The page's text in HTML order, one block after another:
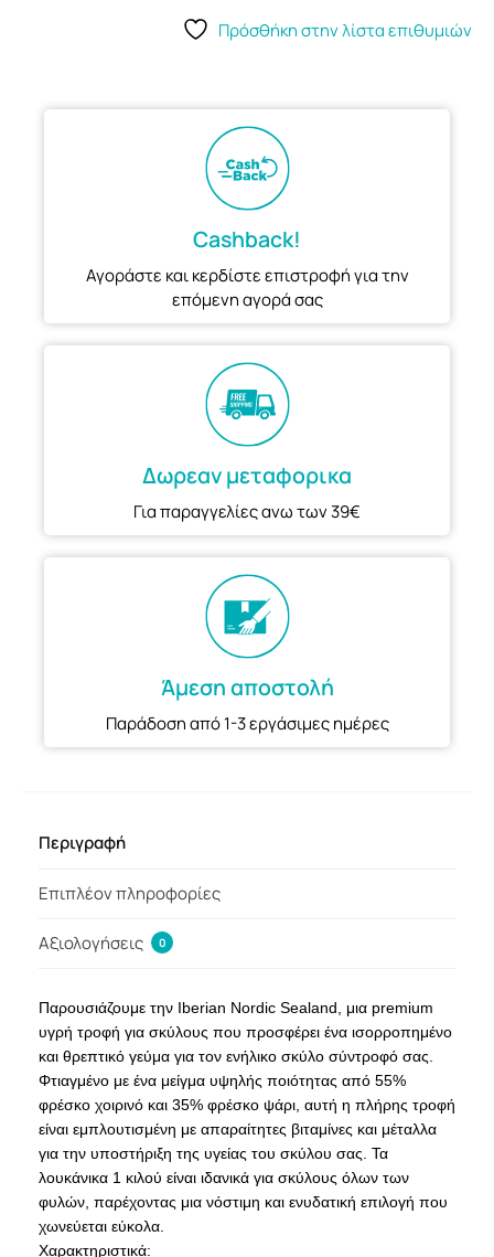
Πρόσθήκη στην λίστα επιθυμιών
Cashback!
Αγοράστε και κερδίστε επιστροφή για την
επόμενη αγορά σας
Δωρεαν μεταφορικα
Για παραγγελίες ανω των 39€
Άμεση αποστολή
Παράδοση από 1-3 εργάσιμες ημέρες
Περιγραφή
Επιπλέον πληροφορίες
Αξιολογήσεις 0
Παρουσιάζουμε την Iberian Nordic Sealand, μια premium
υγρή τροφή για σκύλους που προσφέρει ένα ισορροπημένο
και θρεπτικό γεύμα για τον ενήλικο σκύλο σύντροφό σας.
Φτιαγμένο με ένα μείγμα υψηλής ποιότητας από 55%
φρέσκο ​​χοιρινό και 35% φρέσκο ​​ψάρι, αυτή η πλήρης τροφή
είναι εμπλουτισμένη με απαραίτητες βιταμίνες και μέταλλα
για την υποστήριξη της υγείας του σκύλου σας. Τα
λουκάνικα 1 κιλού είναι ιδανικά για σκύλους όλων των
φυλών, παρέχοντας μια νόστιμη και ενυδατική επιλογή που
χωνεύεται εύκολα.
Χαρακτηριστικά: